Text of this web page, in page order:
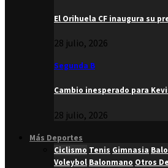
El Orihuela CF inaugura su
28 julio, 2026
Segunda B
Cambio inesperado para
28 julio, 2026
Más Deportes
Ciclismo Tenis Gimnasia
Voleybol Balonmano Otros